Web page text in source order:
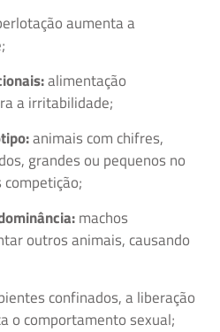
aumenta a
alimentação
a irritabilidade;
animais com chifres,
grandes ou pequenos no
machos
outros animais, causando
confinados, a liberação
o comportamento sexual;